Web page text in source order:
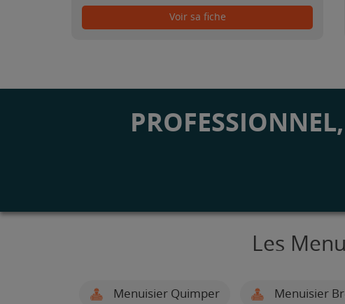
Voir sa fiche
Les
Menuisier Quimper Menuisier